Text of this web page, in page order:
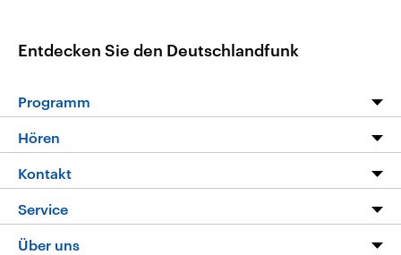
Entdecken Sie den Deutschlandfunk
Programm
Programm
Die Nachrichten
Nachrichtenleicht
Neue Beiträge auf dlf.de
Hören
Livestream
Podcasts
Kontakt
Hörerservice
Service
FAQ
Über uns